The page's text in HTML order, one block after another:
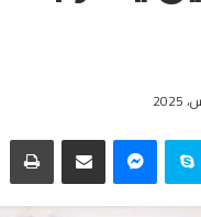
سكايب ماسنجر مشاركة عبر البريد